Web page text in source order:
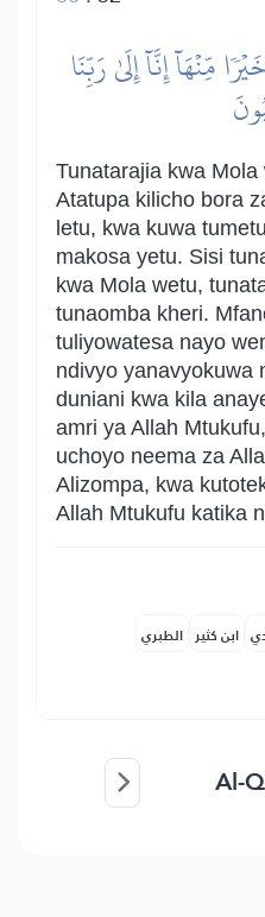
مِّنۡهَآ إِنَّآ إِلَىٰ رَبِّنَا
Tunatarajia kwa Mola
Atatupa kilicho bora
letu, kwa kuwa
makosa yetu. Sisi
kwa Mola wetu,
tunaomba kheri.
tuliyowatesa nayo
ndivyo yanavyokuwa
duniani kwa kila
amri ya Allah
uchoyo neema za
Alizompa, kwa
Allah Mtukufu katika
ابن كثير الطبري
Al-